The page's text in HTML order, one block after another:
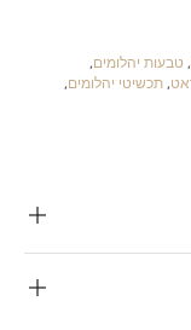
, טבעות יהלומים,
,תכשיטי יהלומים,